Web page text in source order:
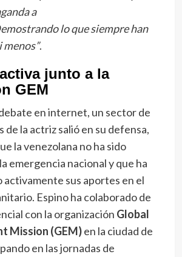
a
lo que siempre han
menos”.
junto a la
GEM
en internet, un sector de
de la actriz salió en su defensa,
la venezolana no ha sido
emergencia nacional y que ha
sus aportes en el
Espino ha colaborado de
con la organización Global
Mission (GEM)en la ciudad de
en las jornadas de